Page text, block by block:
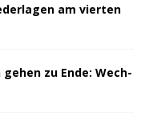
am vier­ten
zu Ende: Wech­